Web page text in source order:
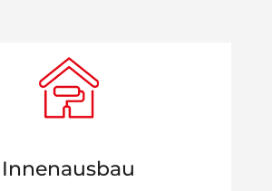
Innenausbau